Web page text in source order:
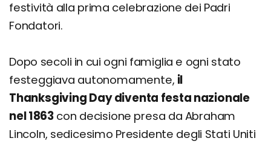
festività alla prima celebrazione dei Padri
Fondatori.
Dopo secoli in cui ogni famiglia e ogni stato
festeggiava autonomamente, il
Thanksgiving Day diventa festa nazionale
nel 1863con decisione presa da Abraham
Lincoln, sedicesimo Presidente degli Stati Uniti